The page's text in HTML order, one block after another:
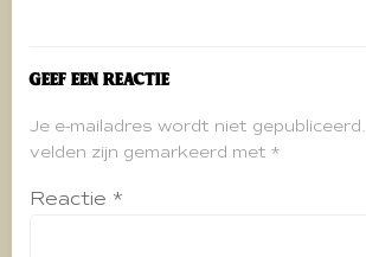
Geef een reactie
Je e-mailadres wordt niet gepubliceerd.
velden zijn gemarkeerd met *
Reactie *